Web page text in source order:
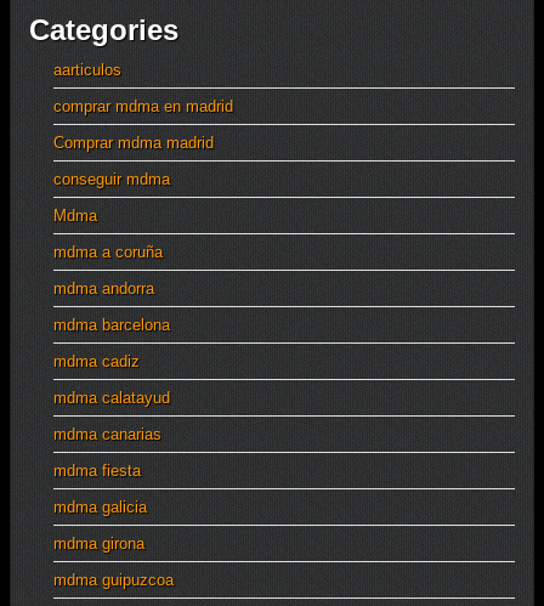
Categories
aarticulos
comprar mdma en madrid
Comprar mdma madrid
conseguir mdma
Mdma
mdma a coruña
mdma andorra
mdma barcelona
mdma cadiz
mdma calatayud
mdma canarias
mdma fiesta
mdma galicia
mdma girona
mdma guipuzcoa